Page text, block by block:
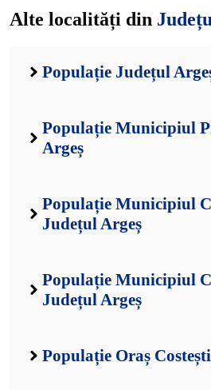
Alte localități din
Populație Județul
Populație Municipiul
Argeș
Populație Municipiul
Județul Argeș
Populație Municipiul
Județul Argeș
Populație Oraș